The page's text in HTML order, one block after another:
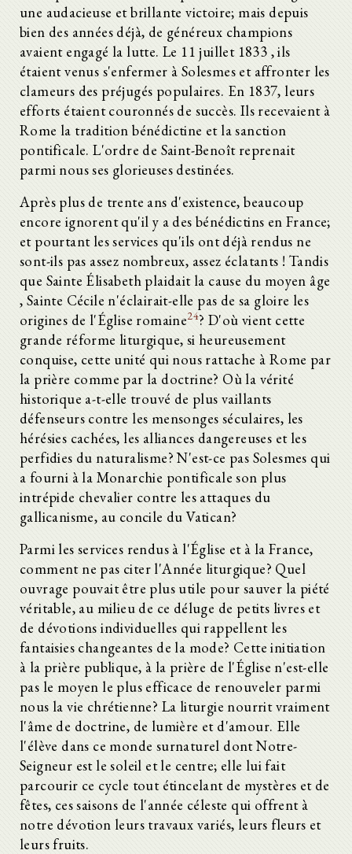
une audacieuse et brillante victoire; mais depuis
bien des années déjà, de généreux champions
avaient engagé la lutte. Le 11 juillet 1833 , ils
étaient venus s'enfermer à Solesmes et affronter les
clameurs des préjugés populaires. En 1837, leurs
efforts étaient couronnés de succès. Ils recevaient à
Rome la tradition bénédictine et la sanction
pontificale. L'ordre de Saint-Benoît reprenait
parmi nous ses glorieuses destinées.
Après plus de trente ans d'existence, beaucoup
encore ignorent qu'il y a des bénédictins en France;
et pourtant les services qu'ils ont déjà rendus ne
sont-ils pas assez nombreux, assez éclatants ! Tandis
que Sainte Élisabeth plaidait la cause du moyen âge
, Sainte Cécile n'éclairait-elle pas de sa gloire les
origines de l'Église romaine24? D'où vient cette
grande réforme liturgique, si heureusement
conquise, cette unité qui nous rattache à Rome par
la prière comme par la doctrine? Où la vérité
historique a-t-elle trouvé de plus vaillants
défenseurs contre les mensonges séculaires, les
hérésies cachées, les alliances dangereuses et les
perfidies du naturalisme? N'est-ce pas Solesmes qui
a fourni à la Monarchie pontificale son plus
intrépide chevalier contre les attaques du
gallicanisme, au concile du Vatican?
Parmi les services rendus à l'Église et à la France,
comment ne pas citer l'Année liturgique? Quel
ouvrage pouvait être plus utile pour sauver la piété
véritable, au milieu de ce déluge de petits livres et
de dévotions individuelles qui rappellent les
fantaisies changeantes de la mode? Cette initiation
à la prière publique, à la prière de l'Église n'est-elle
pas le moyen le plus efficace de renouveler parmi
nous la vie chrétienne? La liturgie nourrit vraiment
l'âme de doctrine, de lumière et d'amour. Elle
l'élève dans ce monde surnaturel dont Notre-
Seigneur est le soleil et le centre; elle lui fait
parcourir ce cycle tout étincelant de mystères et de
fêtes, ces saisons de l'année céleste qui offrent à
notre dévotion leurs travaux variés, leurs fleurs et
leurs fruits.